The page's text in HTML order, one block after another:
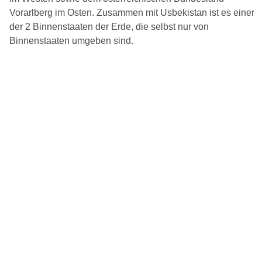
Vorarlberg im Osten. Zusammen mit Usbekistan ist es einer
der 2 Binnenstaaten der Erde, die selbst nur von
Binnenstaaten umgeben sind.